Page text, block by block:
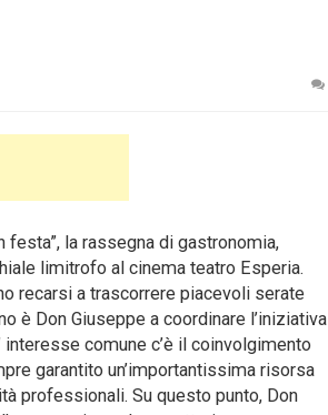
festa”, la rassegna di gastronomia,
limitrofo al cinema teatro Esperia.
recarsi a trascorrere piacevoli serate
è Don Giuseppe a coordinare l’iniziativa
comune c’è il coinvolgimento
garantito un’importantissima risorsa
professionali. Su questo punto, Don